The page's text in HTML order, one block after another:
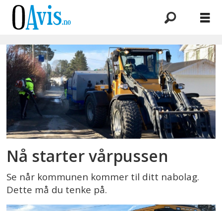
Emne:
feiing
Nå starter vårpussen
Se når kommunen kommer til ditt nabolag.
Dette må du tenke på.